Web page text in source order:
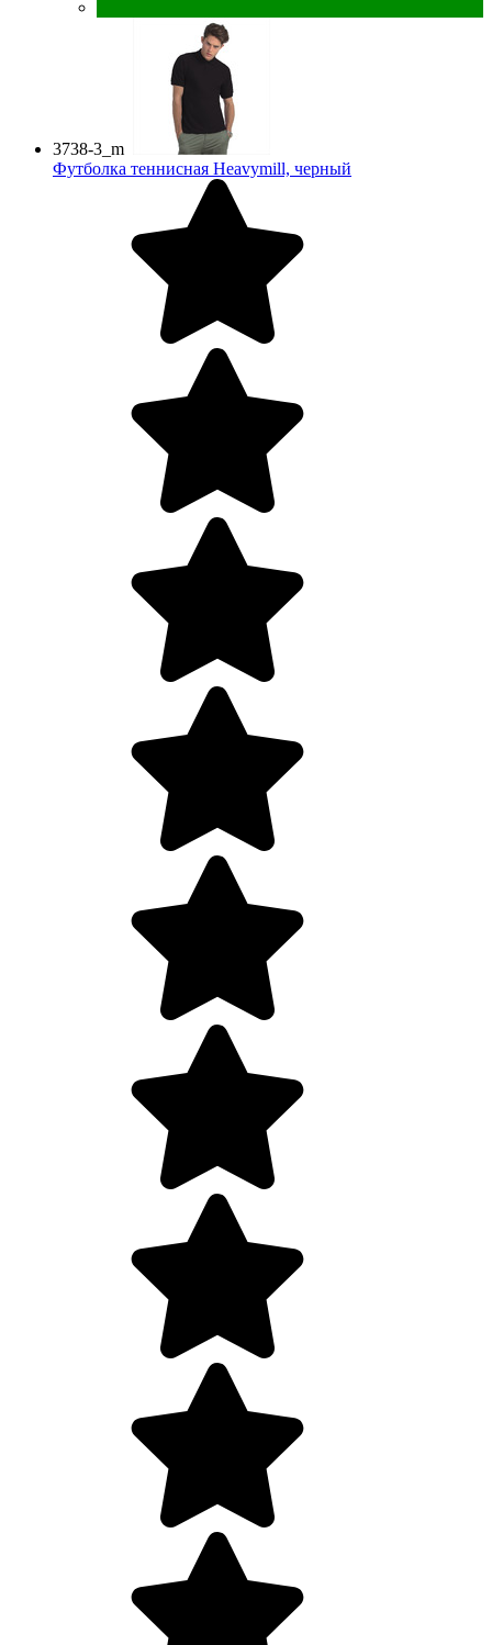
3738-3_m
Футболка теннисная Heavymill, черный